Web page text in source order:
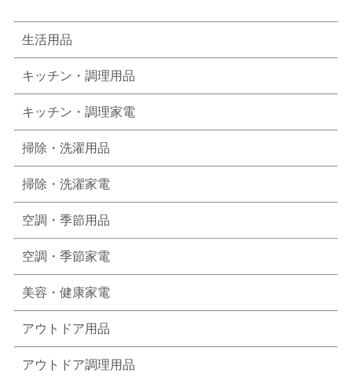
生活用品
キッチン・調理用品
キッチン・調理家電
掃除・洗濯用品
掃除・洗濯家電
空調・季節用品
空調・季節家電
美容・健康家電
アウトドア用品
アウトドア調理用品